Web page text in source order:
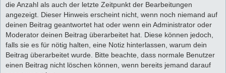
die Anzahl als auch der letzte Zeitpunkt der Bearbeitungen
angezeigt. Dieser Hinweis erscheint nicht, wenn noch niemand auf
deinen Beitrag geantwortet hat oder wenn ein Administrator oder
Moderator deinen Beitrag überarbeitet hat. Diese können jedoch,
falls sie es für nötig halten, eine Notiz hinterlassen, warum dein
Beitrag überarbeitet wurde. Bitte beachte, dass normale Benutzer
einen Beitrag nicht löschen können, wenn bereits jemand darauf